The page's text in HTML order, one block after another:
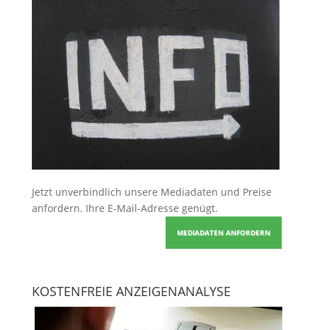
Jetzt unverbindlich unsere Mediadaten und Preise
anfordern. Ihre E-Mail-Adresse genügt.
MEDIADATEN ANFORDERN
KOSTENFREIE ANZEIGENANALYSE